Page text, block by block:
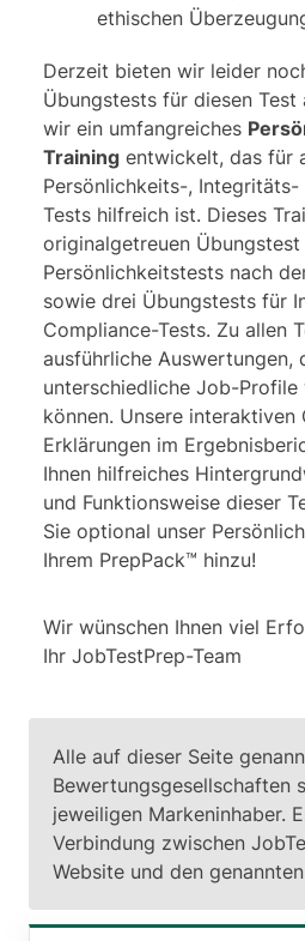
ethischen
Derzeit bieten wir leider
Übungstests für diesen Test
wir ein umfangreiches
Training entwickelt, das für
Persönlichkeits-, Integritäts-
Tests hilfreich ist. Dieses
originalgetreuen
Persönlichkeitstests nach
sowie drei Übungstests für
Compliance-Tests. Zu allen
ausführliche Auswertungen,
unterschiedliche Job-
können. Unsere interaktiven
Erklärungen im
Ihnen hilfreiches
und Funktionsweise dieser
Sie optional unser
Ihrem PrepPack™ hinzu!
Wir wünschen Ihnen viel
Ihr JobTestPrep-Team
Alle auf dieser Seite
Bewertungsgesellschaften
jeweiligen Markeninhaber.
Verbindung zwischen
Website und den